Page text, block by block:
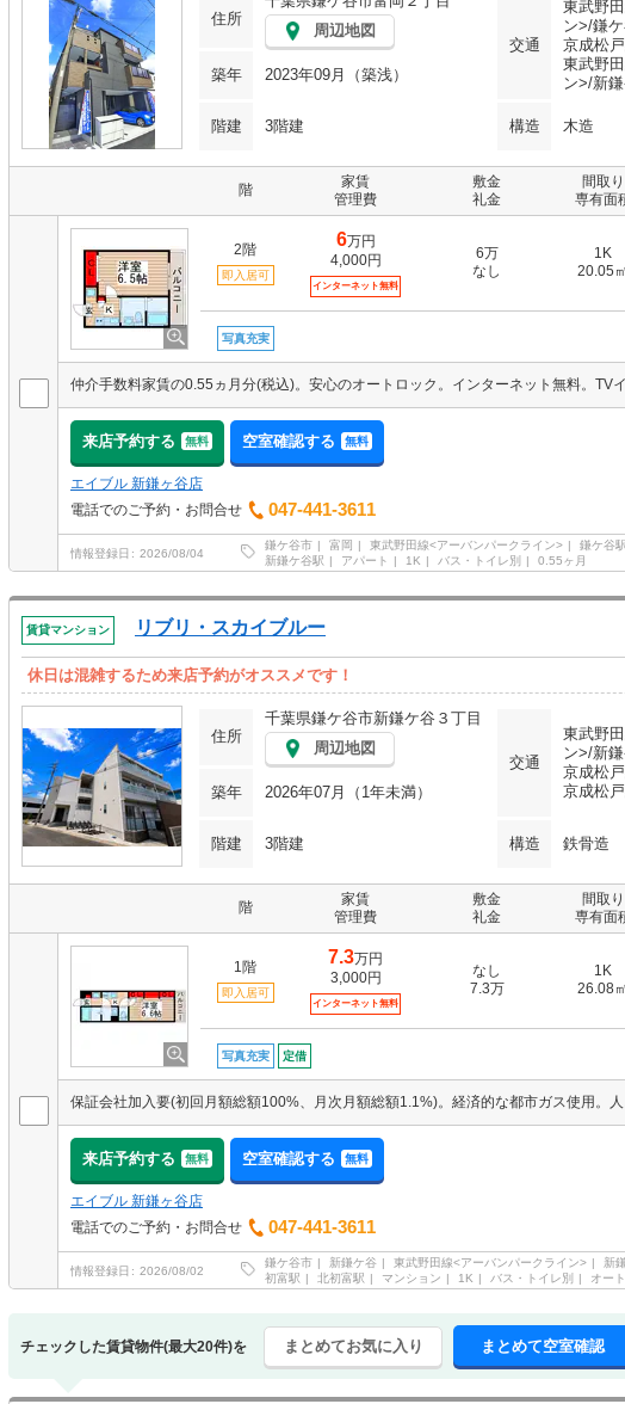
住所
周辺地図
交通
東武野
ン>/鎌
京成松
東武野
ン>/新
築年 2023年09月（築浅）
階建 3階建 構造 木造
階
家賃
管理費
敷金
礼金
間取り
専有面
2階
即入居可
6万円
4,000円
インターネット無料
6万
なし
1K
20.05㎡
写真充実
来店予約する 無料 空室確認する 無料
エイブル 新鎌ヶ谷店
電話でのご予約・お問合せ
047-441-3611
情報登録日 2026/08/04
鎌ケ谷市 富岡 東武野田線<アーバンパークライン> 鎌ケ谷駅
新鎌ケ谷駅
アパート 1K バス・トイレ別 0.55ヶ月
賃貸マンション リブリ・スカイブルー
休日は混雑するため来店予約がオススメです！
住所
千葉県鎌ケ谷市新鎌ケ谷３丁目
周辺地図
交通
東武野
ン>/新
京成松
京成松
築年 2026年07月（1年未満）
階建 3階建 構造 鉄骨造
階
家賃
管理費
敷金
礼金
間取り
専有面
1階
即入居可
7.3万円
3,000円
インターネット無料
なし
7.3万
1K
26.08㎡
写真充実 定借
来店予約する 無料 空室確認する 無料
エイブル 新鎌ヶ谷店
電話でのご予約・お問合せ
047-441-3611
情報登録日 2026/08/02
鎌ケ谷市 新鎌ケ谷 東武野田線<アーバンパークライン> 新
初富駅
北初富駅 マンション 1K バス・トイレ別 オー
チェックした賃貸物件(最大20件)を まとめてお気に入り まとめて空室確認